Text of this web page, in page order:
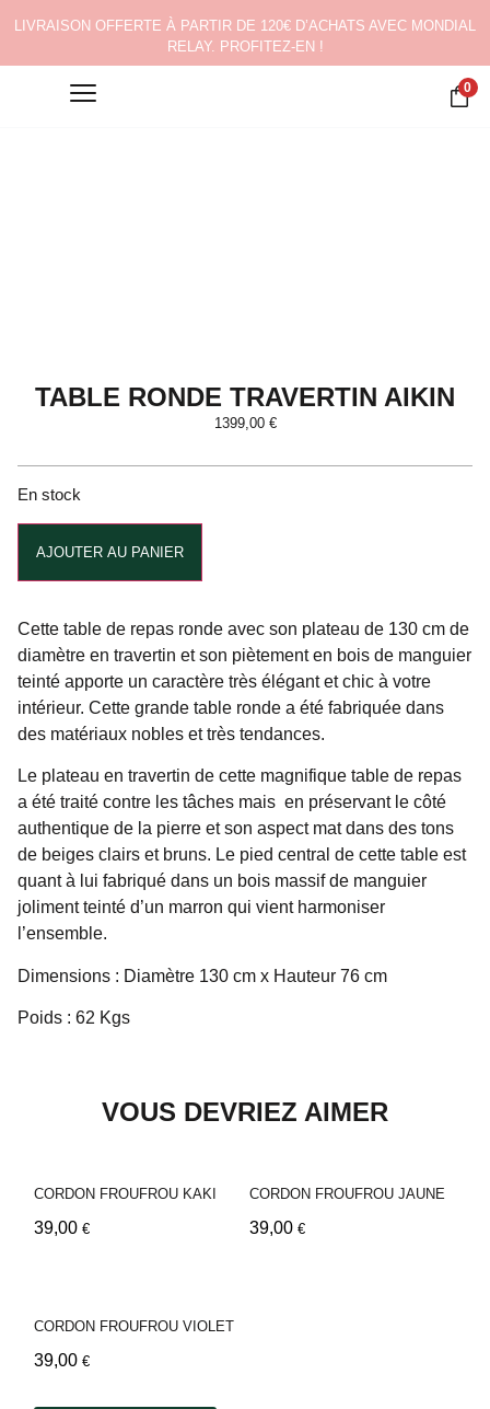
LIVRAISON OFFERTE À PARTIR DE 120€ D’ACHATS AVEC MONDIAL
RELAY. PROFITEZ-EN !
0
TABLE RONDE TRAVERTIN AIKIN
1399,00 €
En stock
AJOUTER AU PANIER
Cette table de repas ronde avec son plateau de 130 cm de
diamètre en travertin et son piètement en bois de manguier
teinté apporte un caractère très élégant et chic à votre
intérieur. Cette grande table ronde a été fabriquée dans
des matériaux nobles et très tendances.
Le plateau en travertin de cette magnifique table de repas
a été traité contre les tâches mais en préservant le côté
authentique de la pierre et son aspect mat dans des tons
de beiges clairs et bruns. Le pied central de cette table est
quant à lui fabriqué dans un bois massif de manguier
joliment teinté d’un marron qui vient harmoniser
l’ensemble.
Dimensions : Diamètre 130 cm x Hauteur 76 cm
Poids : 62 Kgs
VOUS DEVRIEZ AIMER
CORDON FROUFROU KAKI
39,00 €
CORDON FROUFROU JAUNE
39,00 €
CORDON FROUFROU VIOLET
39,00 €